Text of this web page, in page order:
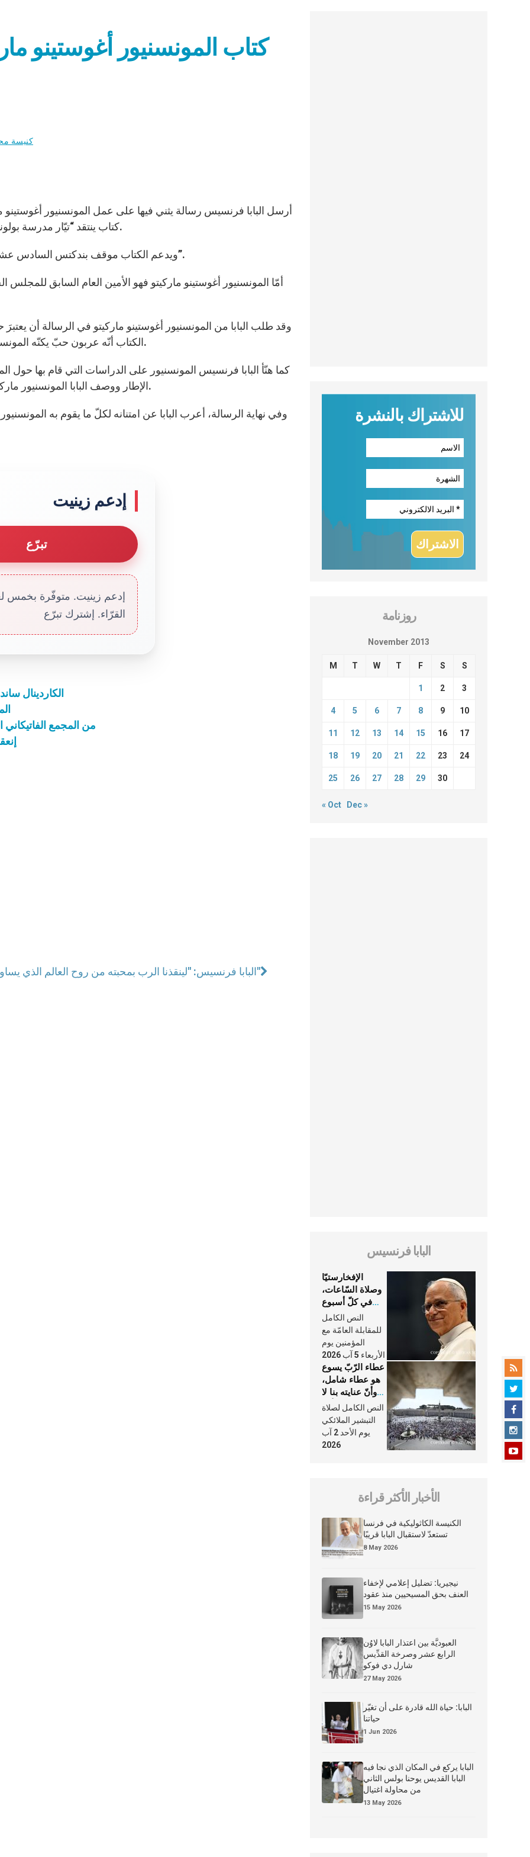
كتاب المونسنيور أغوستينو
كنيسة
أرسل البابا فرنسيس رسالة يثني فيها على عمل المونسنيور أغوستينو
كتاب ينتقد “تيّار مدرسة بولونيا” الذي يعتبر أنّ المجمع هو تأويل الانقطاع والانشقاق.
ويدعم الكتاب موقف بندكتس السادس عشر حول أنّ المجمع الفاتيكاني يمثّل “تأويل الاستمراريّة”.
أمّا المونسنيور أغوستينو ماركيتو فهو الأمين العام السابق
وقد طلب البابا من المونسنيور أغوستينو ماركيتو في الرسالة أن
الكتاب أنّه عربون حبّ يكنّه المونسنيور أغوستينو ماركيتو للكنيسة وهو حبّ أمين وشعريّ.
كما هنّأ البابا فرنسيس المونسنيور على الدراسات التي قام بها حول
الإطار ووصف البابا المونسنيور ماركيتو أنّه أفضل من قام بتفسير المجمع الفاتيكاني الثاني.
وفي نهاية الرسالة، أعرب البابا عن امتنانه لكلّ ما يقوم به
إدعم زينيت
تبرّع
إدعم زينيت. متوفّرة بخمس
القرّاء. إشترك تبرّع
الكاردينال
من المجمع الفاتيكاني
البابا فرنسيس: "لينقذنا الرب بمحبته من روح العالم الذي يساوم على كل شيء"
للاشتراك بالنشرة
روزنامة
November 2013
M T W T F S S
1 2 3
4 5 6 7 8 9 10
11 12 13 14 15 16 17
18 19 20 21 22 23 24
25 26 27 28 29 30
« Oct Dec »
البابا فرنسيس
الإفخارستيّا
وصلاة السّاعات،
في كلّ أسبوع
وكلّ يوم، هما
النَّفَس في حياة
الكنيسة
النص الكامل
للمقابلة العامّة مع
المؤمنين يوم
الأربعاء 5 آب 2026
عطاء الرّبّ يسوع
هو عطاء شامل،
وأنّ عنايته بنا لا
تغيب عنّا أبدًا
النص الكامل لصلاة
التبشير الملائكي
يوم الأحد 2 آب
2026
الأخبار الأكثر قراءة
الكنيسة الكاثوليكية في فرنسا
تستعدّ لاستقبال البابا قريبًا
8 May 2026
نيجيريا: تضليل إعلامي لإخفاء
العنف بحق المسيحيين منذ عقود
15 May 2026
العبوديَّة بين اعتذار البابا لاوُن
الرابع عشر وصرخة القدِّيس
شارل دي فوكو
27 May 2026
البابا: حياة الله قادرة على أن تغيّر
حياتنا
1 Jun 2026
البابا يركع في المكان الذي نجا فيه
البابا القديس يوحنا بولس الثاني
من محاولة اغتيال
13 May 2026